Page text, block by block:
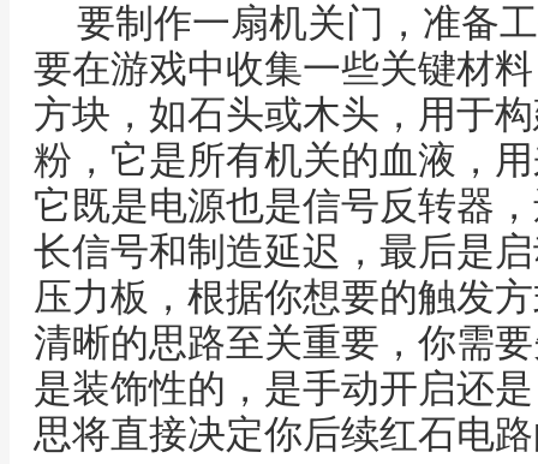
要制作一扇机关门，准备
要在游戏中收集一些关键材
方块，如石头或木头，用于
粉，它是所有机关的血液，
它既是电源也是信号反转器
长信号和制造延迟，最后是
压力板，根据你想要的触发
清晰的思路至关重要，你需
是装饰性的，是手动开启还
思将直接决定你后续红石电